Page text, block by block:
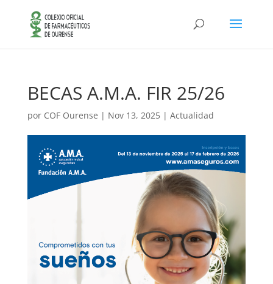
BECAS A.M.A. FIR 25/26
por COF Ourense | Nov 13, 2025| Actualidad